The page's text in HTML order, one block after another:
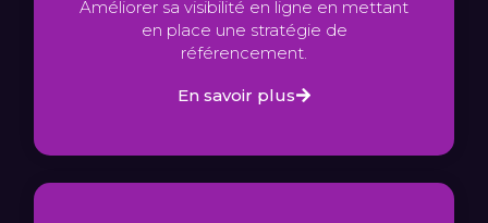
Améliorer sa visibilité en ligne en mettant
en place une stratégie de
référencement.
En savoir plus